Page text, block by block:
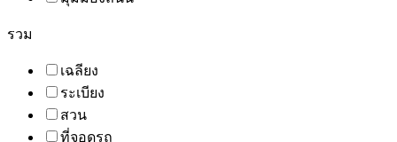
รวม
เฉลียง
ระเบียง
สวน
ที่จอดรถ